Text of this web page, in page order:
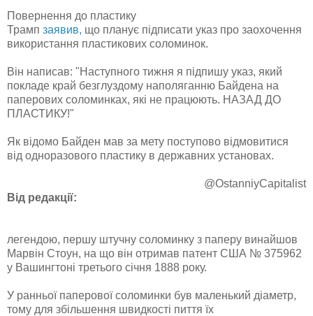
Повернення до пластику
Трамп заявив, що планує підписати указ про заохочення
використання пластикових соломинок.
Він написав: "Наступного тижня я підпишу указ, який
покладе край безглуздому наполяганню Байдена на
паперових соломинках, які не працюють. НАЗАД ДО
ПЛАСТИКУ!"
Як відомо Байден мав за мету поступово відмовитися
від одноразового пластику в державних установах.
@OstanniyCapitalist
Від редакції:
легендою, першу штучну соломинку з паперу винайшов
Марвін Стоун, на що він отримав патент США № 375962
у Вашингтоні третього січня 1888 року.
У ранньої паперової соломинки був маленький діаметр,
тому для збільшення швидкості пиття їх